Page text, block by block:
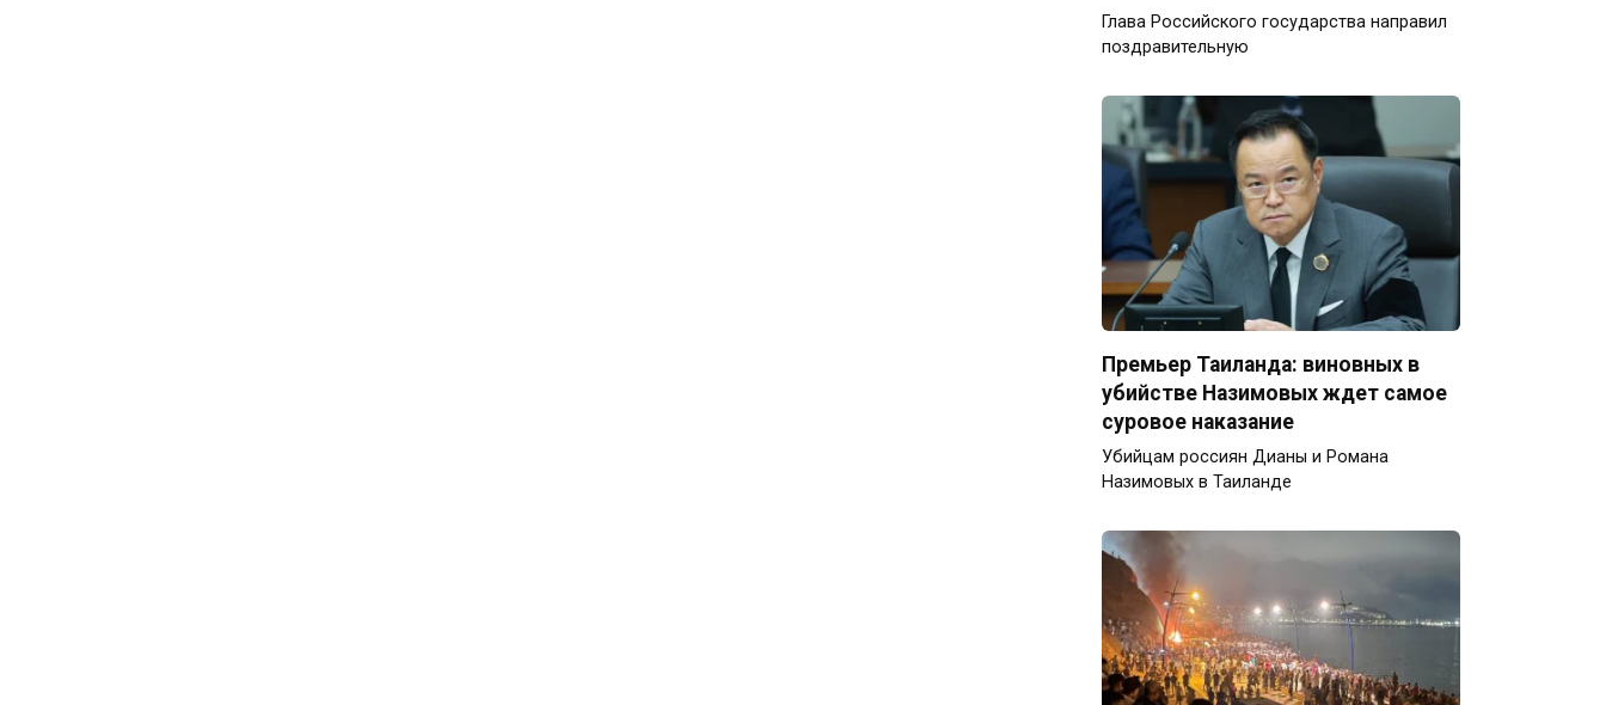
Глава Российского государства направил
поздравительную
Премьер Таиланда: виновных в
убийстве Назимовых ждет самое
суровое наказание
Убийцам россиян Дианы и Романа
Назимовых в Таиланде